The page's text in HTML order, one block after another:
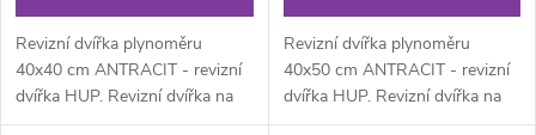
Revizní dvířka plynoměru
40x40 cm ANTRACIT - revizní
dvířka HUP. Revizní dvířka na
plyn z pozinkovaného
Revizní dvířka plynoměru
40x50 cm ANTRACIT - revizní
dvířka HUP. Revizní dvířka na
plyn z pozinkovaného